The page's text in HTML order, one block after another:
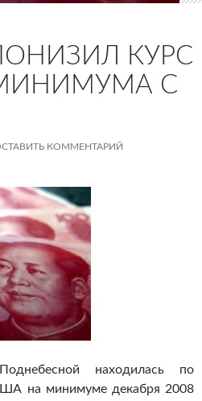
КУРС
С
КОММЕНТАРИЙ
находилась по
на минимуме декабря 2008